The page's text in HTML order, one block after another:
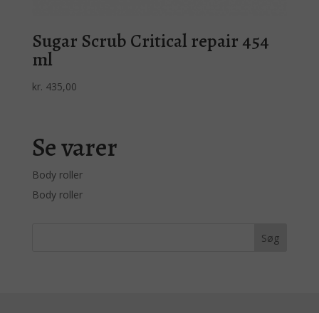
Sugar Scrub Critical repair 454
ml
kr. 435,00
Se varer
Body roller
Body roller